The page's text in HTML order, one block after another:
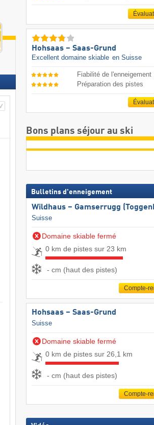
Hohsaas – Saas-Grund
Excellent domaine skiable en Suisse
Fiabilité de l'enneigement
Préparation des pistes
Bons plans séjour au ski
Bulletins d'enneigement
Wildhaus – Gamserrugg
Suisse
Domaine skiable fermé
0 km de pistes sur 23 km
- cm (haut des pistes)
Compte-
Hohsaas – Saas-Grund
Suisse
Domaine skiable fermé
0 km de pistes sur 26,1 km
- cm (haut des pistes)
Compte-